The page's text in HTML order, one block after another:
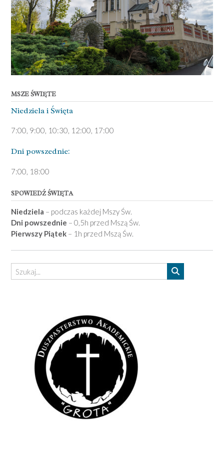
MSZE ŚWIĘTE
Niedziela ­i Święta
7:00, 9:00, 10:30, 12:00, 17:00
Dni pows­zednie:
7­:00, 18:00­
SPOWIEDŹ ŚWIĘTA
Niedziela – podczas każdej Mszy Św.
Dni powszednie – 0,5h przed Mszą Św.
Pierwszy Piątek – 1h przed Mszą Św.